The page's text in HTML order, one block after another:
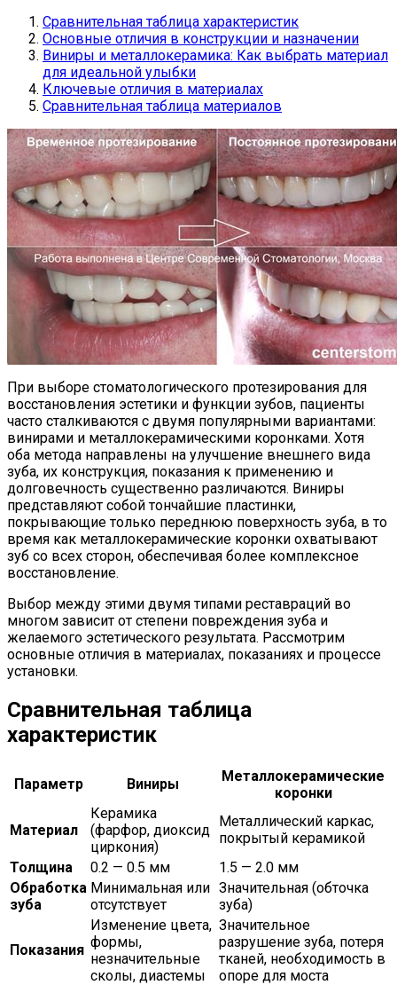
Сравнительная таблица характеристик
Основные отличия в конструкции и назначении
Виниры и металлокерамика: Как выбрать материал
для идеальной улыбки
Ключевые отличия в материалах
Сравнительная таблица материалов
При выборе стоматологического протезирования для
восстановления эстетики и функции зубов, пациенты
часто сталкиваются с двумя популярными вариантами:
винирами и металлокерамическими коронками. Хотя
оба метода направлены на улучшение внешнего вида
зуба, их конструкция, показания к применению и
долговечность существенно различаются. Виниры
представляют собой тончайшие пластинки,
покрывающие только переднюю поверхность зуба, в то
время как металлокерамические коронки охватывают
зуб со всех сторон, обеспечивая более комплексное
восстановление.
Выбор между этими двумя типами реставраций во
многом зависит от степени повреждения зуба и
желаемого эстетического результата. Рассмотрим
основные отличия в материалах, показаниях и процессе
установки.
Сравнительная таблица
характеристик
Параметр Виниры
Металлокерамические
коронки
Материал
Керамика
(фарфор, диоксид
циркония)
Металлический каркас,
покрытый керамикой
Толщина
0.2 — 0.5 мм
1.5 — 2.0 мм
Обработка
зуба
Минимальная или
отсутствует
Значительная (обточка
зуба)
Показания
Изменение цвета,
формы,
незначительные
сколы, диастемы
Значительное
разрушение зуба, потеря
тканей, необходимость в
опоре для моста